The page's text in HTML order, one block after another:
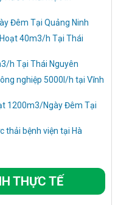
Đêm Tại Quảng Ninh
40m3/h Tại Thái
h Tại Thái Nguyên
nghiệp 5000l/h tại Vĩnh
1200m3/Ngày Đêm Tại
thải bệnh viện tại Hà
THỰC TẾ